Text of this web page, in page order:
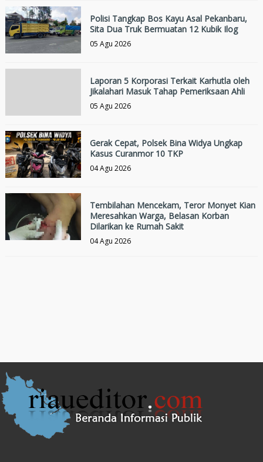
Polisi Tangkap Bos Kayu Asal Pekanbaru,
Sita Dua Truk Bermuatan 12 Kubik Ilog
05 Agu 2026
Laporan 5 Korporasi Terkait Karhutla oleh
Jikalahari Masuk Tahap Pemeriksaan Ahli
05 Agu 2026
Gerak Cepat, Polsek Bina Widya Ungkap
Kasus Curanmor 10 TKP
04 Agu 2026
Tembilahan Mencekam, Teror Monyet Kian
Meresahkan Warga, Belasan Korban
Dilarikan ke Rumah Sakit
04 Agu 2026